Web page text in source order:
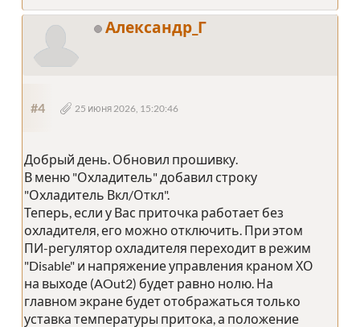
Александр_Г
#4 25 июня 2026, 15:20:46
Добрый день. Обновил прошивку.
В меню "Охладитель" добавил строку
"Охладитель Вкл/Откл".
Теперь, если у Вас приточка работает без
охладителя, его можно отключить. При этом
ПИ-регулятор охладителя переходит в режим
"Disable" и напряжение управления краном ХО
на выходе (AOut2) будет равно нолю. На
главном экране будет отображаться только
уставка температуры притока, а положение